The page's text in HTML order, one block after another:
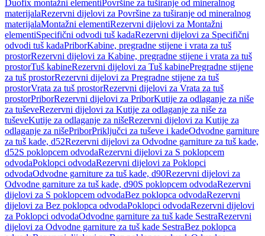
Duofix montažni elementiPovršine za tuširanje od mineralnog
materijalaRezervni dijelovi za Površine za tuširanje od mineralnog
materijalaMontažni elementiRezervni dijelovi za Montažni
elementiSpecifični odvodi tuš kadaRezervni dijelovi za Specifični
odvodi tuš kadaPriborKabine, pregradne stijene i vrata za tuš
prostorRezervni dijelovi za Kabine, pregradne stijene i vrata za tuš
prostorTuš kabineRezervni dijelovi za Tuš kabinePregradne stijene
za tuš prostorRezervni dijelovi za Pregradne stijene za tuš
prostorVrata za tuš prostorRezervni dijelovi za Vrata za tuš
prostorPriborRezervni dijelovi za PriborKutije za odlaganje za niše
za tuševeRezervni dijelovi za Kutije za odlaganje za niše za
tuševeKutije za odlaganje za nišeRezervni dijelovi za Kutije za
odlaganje za nišePriborPriključci za tuševe i kadeOdvodne garniture
za tuš kade, d52Rezervni dijelovi za Odvodne garniture za tuš kade,
d52S poklopcem odvodaRezervni dijelovi za S poklopcem
odvodaPoklopci odvodaRezervni dijelovi za Poklopci
odvodaOdvodne garniture za tuš kade, d90Rezervni dijelovi za
Odvodne garniture za tuš kade, d90S poklopcem odvodaRezervni
dijelovi za S poklopcem odvodaBez poklopca odvodaRezervni
dijelovi za Bez poklopca odvodaPoklopci odvodaRezervni dijelovi
za Poklopci odvodaOdvodne garniture za tuš kade SestraRezervni
dijelovi za Odvodne garniture za tuš kade SestraBez poklopca